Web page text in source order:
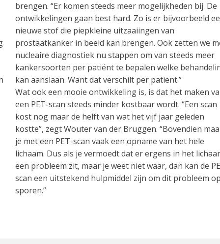
brengen. “Er komen steeds meer mogelijkheden bij. De
ontwikkelingen gaan best hard. Zo is er bijvoorbeeld
nieuwe stof die piepkleine uitzaaiingen van
prostaatkanker in beeld kan brengen. Ook zetten we
nucleaire diagnostiek nu stappen om van steeds meer
kankersoorten per patiënt te bepalen welke
kan aanslaan. Want dat verschilt per patiënt.”
Wat ook een mooie ontwikkeling is, is dat het maken
een PET-scan steeds minder kostbaar wordt. “Een scan
kost nog maar de helft van wat het vijf jaar geleden
kostte”, zegt Wouter van der Bruggen. “Bovendien
je met een PET-scan vaak een opname van het hele
lichaam. Dus als je vermoedt dat er ergens in het
een probleem zit, maar je weet niet waar, dan kan de
scan een uitstekend hulpmiddel zijn om dit probleem
sporen.”